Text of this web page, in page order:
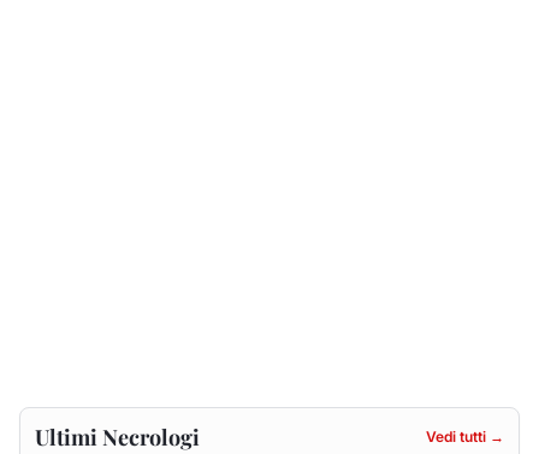
Ultimi Necrologi Vedi tutti →